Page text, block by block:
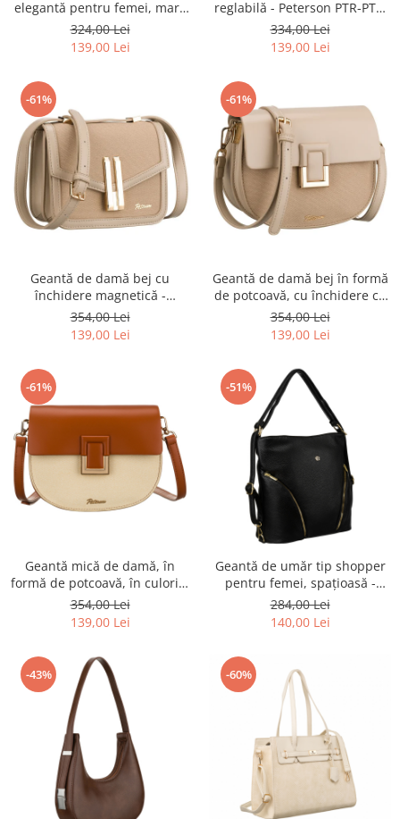
elegantă pentru femei, maro
și bej, cu curea reglabilă
inclusă - Peterson PTR-PTN
324,00 Lei
139,00 Lei
reglabilă - Peterson PTR-PTN
CAN-04 NAT-BLACK
334,00 Lei
139,00 Lei
-61%
Geantă de damă bej cu
închidere magnetică -
Peterson PTR-PTN DALIA
BEIGE
354,00 Lei
139,00 Lei
-61%
Geantă de damă bej în formă
de potcoavă, cu închidere cu
clip magnetic - Peterson PTR-
PTN PIWONIA BEIGE
354,00 Lei
139,00 Lei
-61%
Geantă mică de damă, în
formă de potcoavă, în culorile
ecru și maro, cu închidere cu
clip magnetic - Peterson PTR-
354,00 Lei
139,00 Lei
-51%
Geantă de umăr tip shopper
pentru femei, spațioasă -
Rovicky PTR-R-KP-18-A19-0248
BLA
284,00 Lei
140,00 Lei
-43% -60%